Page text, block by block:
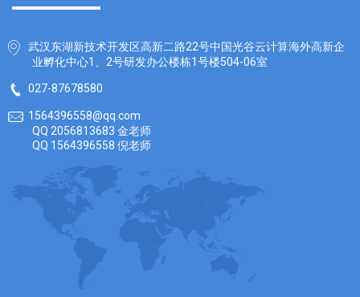
武汉东湖新技术开发区高新二路22号中国光谷云计算海外高新企
业孵化中心1、2号研发办公楼栋1号楼504-06室
027-87678580
1564396558@qq.com
QQ 2056813683 金老师
QQ 1564396558 倪老师